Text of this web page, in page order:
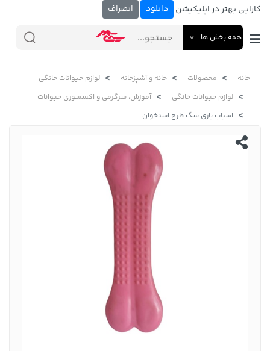
کارایی بهتر در اپلیکیشن دانلود انصراف
همه بخش ها
خانه محصولات خانه و آشپزخانه
لوازم حیوانات خانگی
لوازم حیوانات خانگی
آموزش، سرگرمی و اکسسوری حیوانات
اسباب بازی سگ طرح استخوان